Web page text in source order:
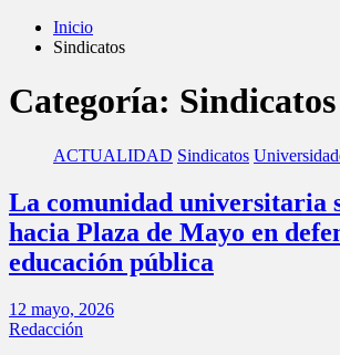
Inicio
Sindicatos
Categoría: Sindicatos
ACTUALIDAD Sindicatos
La comunidad universitaria
hacia Plaza de Mayo en
educación pública
12 mayo, 2026
Redacción